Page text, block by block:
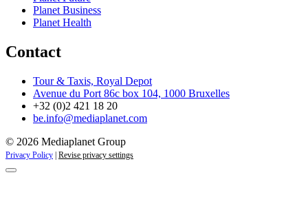
Planet Business
Planet Health
Contact
Tour & Taxis, Royal Depot
Avenue du Port 86c box 104, 1000 Bruxelles
+32 (0)2 421 18 20
be.info@mediaplanet.com
© 2026 Mediaplanet Group
Privacy Policy Revise privacy settings